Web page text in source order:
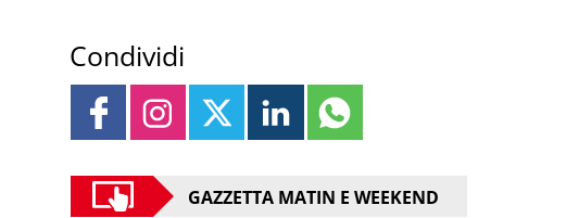
Condividi
GAZZETTA MATIN E WEEKEND